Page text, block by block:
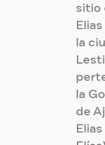
sitio
la
la
de